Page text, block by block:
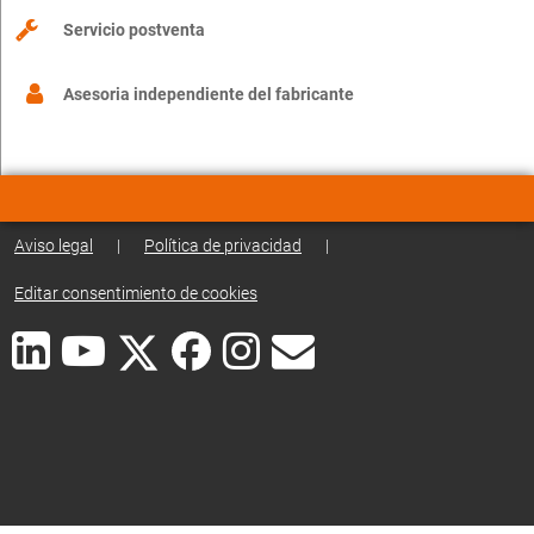
Servicio postventa
Asesoria independiente del fabricante
Aviso legal | Política de privacidad |
Editar consentimiento de cookies